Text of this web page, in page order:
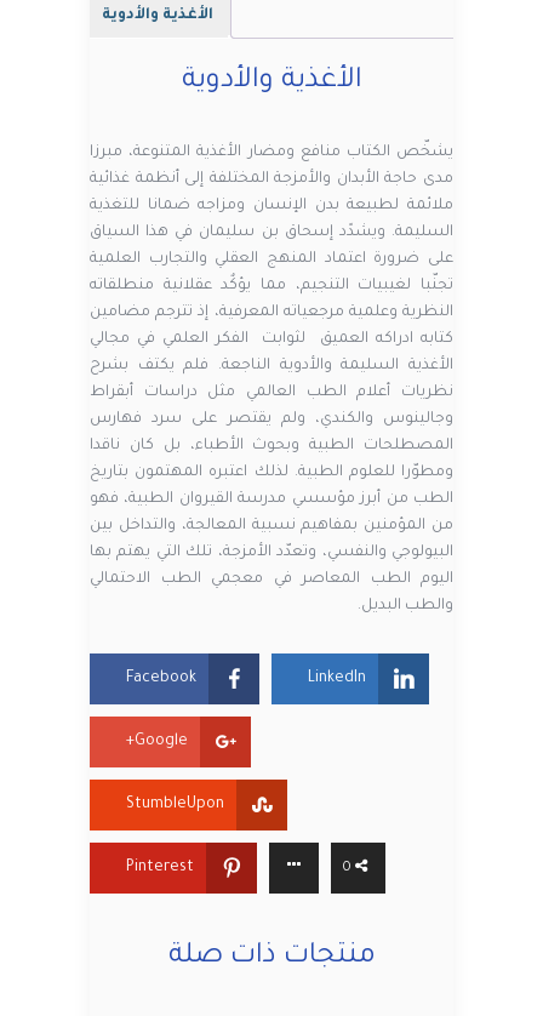
الأغذية والأدوية
الأغذية والأدوية
يشخّص الكتاب منافع ومضار الأغذية المتنوعة، مبرزا
مدى حاجة الأبدان والأمزجة المختلفة إلى أنظمة غذائية
ملائمة لطبيعة بدن الإنسان ومزاجه ضمانا للتغذية
السليمة. ويشدًد إسحاق بن سليمان في هذا السياق
على ضرورة اعتماد المنهج العقلي والتجارب العلمية
تجنّبا لغيبيات التنجيم، مما يؤكٌد عقلانية منطلقاته
النظرية وعلمية مرجعياته المعرفية، إذ تترجم مضامين
كتابه ادراكه العميق لثوابت الفكر العلمي في مجالي
الأغذية السليمة والأدوية الناجعة. فلم يكتف بشرح
نظريات أعلام الطب العالمي مثل دراسات أبقراط
وجالينوس والكندي، ولم يقتصر على سرد فهارس
المصطلحات الطبية وبحوث الأطباء، بل كان ناقدا
ومطوّرا للعلوم الطبية. لذلك اعتبره المهتمون بتاريخ
الطب من أبرز مؤسسي مدرسة القيروان الطبية، فهو
من المؤمنين بمفاهيم نسبية المعالجة، والتداخل بين
البيولوجي والنفسي، وتعدّد الأمزجة، تلك التي يهتم بها
اليوم الطب المعاصر في معجمي الطب الاحتمالي
والطب البديل.
Facebook LinkedIn
Google+
StumbleUpon
Pinterest 0
منتجات ذات صلة